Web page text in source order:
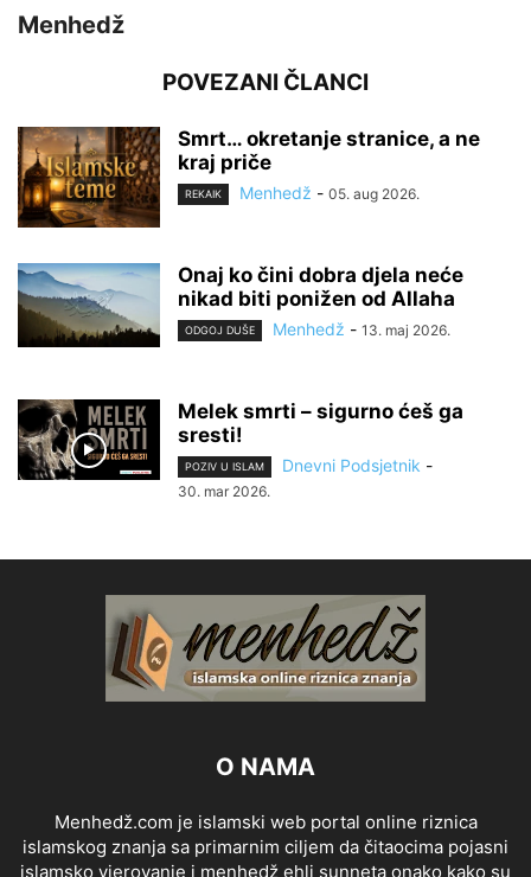
Menhedž
POVEZANI ČLANCI
Smrt… okretanje stranice, a ne
kraj priče
REKAIK Menhedž - 05. aug 2026.
Onaj ko čini dobra djela neće
nikad biti ponižen od Allaha
ODGOJ DUŠE Menhedž - 13. maj 2026.
Melek smrti – sigurno ćeš ga
sresti!
POZIV U ISLAM Dnevni Podsjetnik -
30. mar 2026.
O NAMA
Menhedž.com je islamski web portal online riznica
islamskog znanja sa primarnim ciljem da čitaocima pojasni
islamsko vjerovanje i menhedž ehli sunneta onako kako su